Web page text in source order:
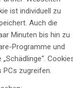
ist individuell zu
Auch die
Minuten bis hin zu
Programme und
zugreifen.